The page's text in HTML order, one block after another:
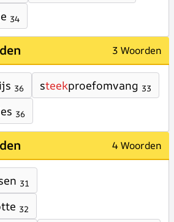
34
3 Woorden
36 steekproefomvang 33
36
4 Woorden
31
32